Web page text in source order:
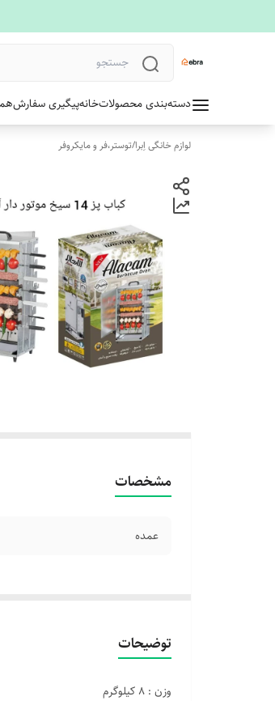
دسته‌بندی محصولاتخانهپیگیری سفارش
لوازم خانگی اِبرا/توستر،فر و مایکروفر
مشخصات
عمده
توضیحات
وزن : 8 کیلوگرم